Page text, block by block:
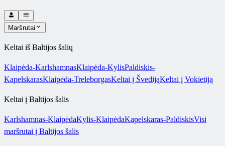
Maršrutai
Keltai iš Baltijos šalių
Klaipėda-KarlshamnasKlaipėda-KylisPaldiskis-
KapelskarasKlaipėda-TreleborgasKeltai į ŠvedijąKeltai į Vokietiją
Keltai į Baltijos šalis
Karlshamnas-KlaipėdaKylis-KlaipėdaKapelskaras-PaldiskisVisi
maršrutai į Baltijos šalis